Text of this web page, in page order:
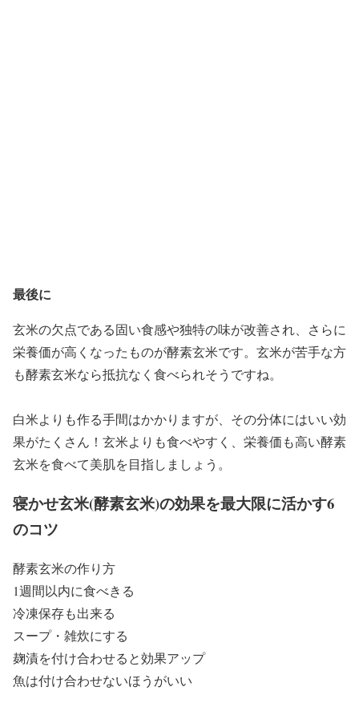
最後に
玄米の欠点である固い食感や独特の味が改善され、さらに
栄養価が高くなったものが酵素玄米です。玄米が苦手な方
も酵素玄米なら抵抗なく食べられそうですね。
白米よりも作る手間はかかりますが、その分体にはいい効
果がたくさん！玄米よりも食べやすく、栄養価も高い酵素
玄米を食べて美肌を目指しましょう。
寝かせ玄米(酵素玄米)の効果を最大限に活かす6
のコツ
酵素玄米の作り方
1週間以内に食べきる
冷凍保存も出来る
スープ・雑炊にする
麹漬を付け合わせると効果アップ
魚は付け合わせないほうがいい